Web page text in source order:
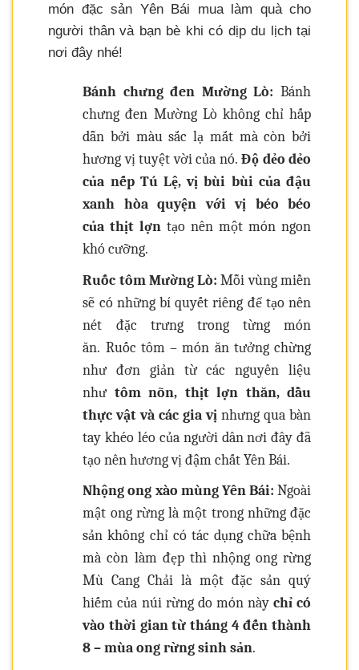
món đặc sản Yên Bái mua làm quà cho
người thân và bạn bè khi có dịp du lịch tại
nơi đây nhé!
Bánh chưng đen Mường Lò: Bánh
chưng đen Mường Lò không chỉ hấp
dẫn bởi màu sắc lạ mắt mà còn bởi
hương vị tuyệt vời của nó.Độ dẻo dẻo
của nếp Tú Lệ, vị bùi bùi của đậu
xanh hòa quyện với vị béo béo
của thịt lợn tạo nên một món ngon
khó cưỡng.
Ruốc tôm Mường Lò: Mỗi vùng miền
sẽ có những bí quyết riêng để tạo nên
nét đặc trưng trong từng món
ăn. Ruốc tôm – món ăn tưởng chừng
như đơn giản từ các nguyên liệu
nhưtôm nõn, thịt lợn thăn, dầu
thực vật và các gia vị nhưng qua bàn
tay khéo léo của người dân nơi đây đã
tạo nên hương vị đậm chất Yên Bái.
Nhộng ong xào mùng Yên Bái: Ngoài
mật ong rừng là một trong những đặc
sản không chỉ có tác dụng chữa bệnh
mà còn làm đẹp thì nhộng ong rừng
Mù Cang Chải là một đặc sản quý
hiếm của núi rừng do món này chỉ có
vào thời gian từ tháng 4 đến thành
8 – mùa ong rừng sinh sản.